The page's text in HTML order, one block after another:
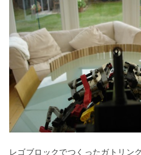
レゴブロックでつくったガトリン